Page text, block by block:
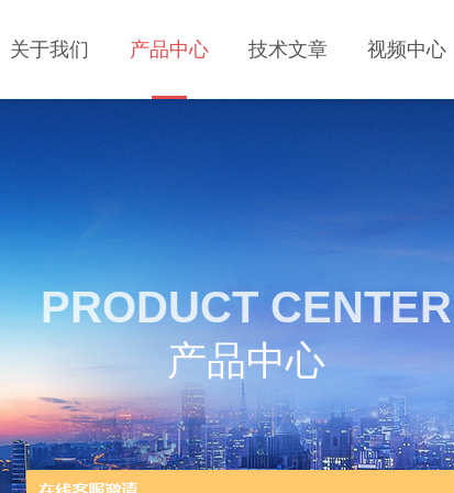
关于我们 产品中心 技术文章 视频中心
PRODUCT CENTER
产品中心